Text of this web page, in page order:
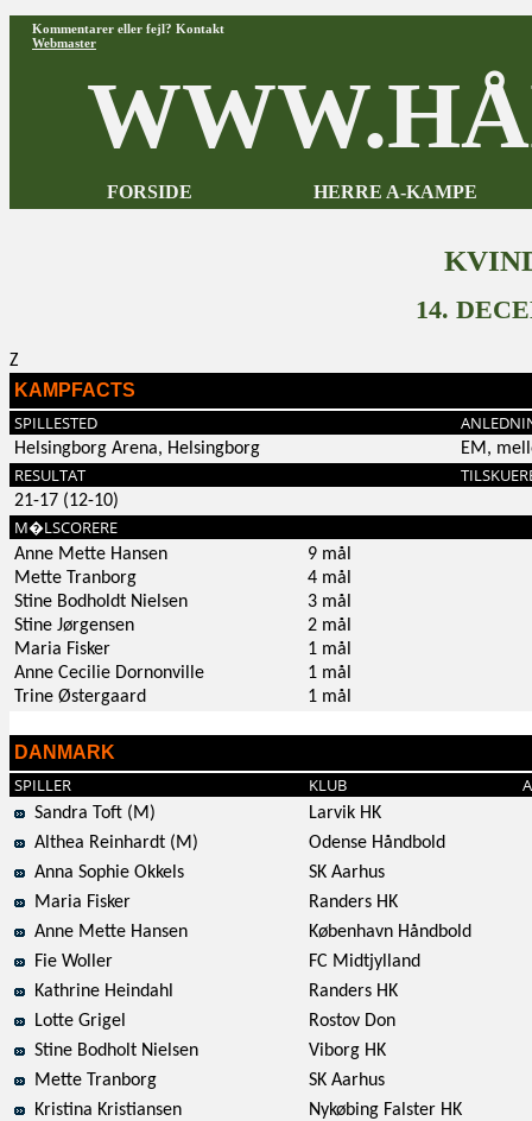
Kommentarer eller fejl? Kontakt
Webmaster
FORSIDE HERRE A-KAMPE
14.
Z
KAMPFACTS
SPILLESTED
Helsingborg Arena, Helsingborg EM,
RESULTAT
21-17 (12-10)
M�LSCORERE
Anne Mette Hansen
9 mål
Mette Tranborg
4 mål
Stine Bodholdt Nielsen
3 mål
Stine Jørgensen
2 mål
Maria Fisker
1 mål
Anne Cecilie Dornonville
1 mål
Trine Østergaard
1 mål
DANMARK
SPILLER KLUB
Sandra Toft (M)
Larvik HK
Althea Reinhardt (M)
Odense Håndbold
Anna Sophie Okkels
SK Aarhus
Maria Fisker
Randers HK
Anne Mette Hansen
København Håndbold
Fie Woller
FC Midtjylland
Kathrine Heindahl
Randers HK
Lotte Grigel
Rostov Don
Stine Bodholt Nielsen
Viborg HK
Mette Tranborg
SK Aarhus
Kristina Kristiansen
Nykøbing Falster HK